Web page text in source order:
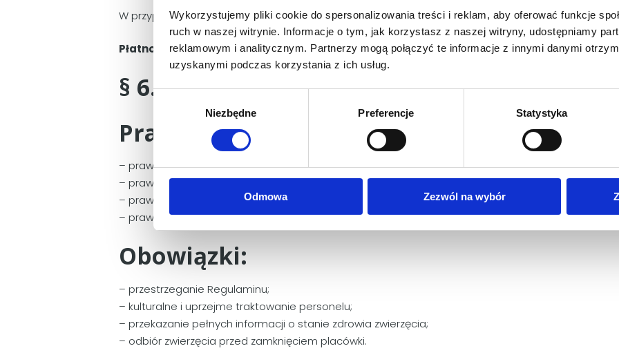
Wykorzystujemy pliki cookie do spersonalizowania treści i reklam, aby oferować funkcje
ruch w naszej witrynie. Informacje o tym, jak korzystasz z naszej witryny, udostępniamy
reklamowym i analitycznym. Partnerzy mogą połączyć te informacje z innymi danymi
uzyskanymi podczas korzystania z ich usług.
W
b
r
z
g
d
Niezbędne Preferencje Statystyka
Odmowa Zezwól na wybór
W przypadku przekroczenia ceny szacunkowej o 20% wymagana jest dodatkowa zgoda.
Płatność dokonywana jest niezwłocznie po wykonaniu usługi.
§ 6. Prawa i obowiązki Posiadacza
Prawa:
– prawo do usług świadczonych przez wykwalifikowany personel;
– prawo do informacji o metodach diagnostycznych i terapeutycznych;
– prawo do informacji o stanie zdrowia zwierzęcia;
– prawo zgłoszenia zastrzeżeń drogą mailową (odpowiedź w ciągu 14 dni).
Obowiązki:
– przestrzeganie Regulaminu;
– kulturalne i uprzejme traktowanie personelu;
– przekazanie pełnych informacji o stanie zdrowia zwierzęcia;
– odbiór zwierzęcia przed zamknięciem placówki.